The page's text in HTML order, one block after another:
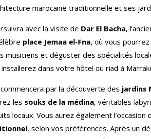
marocaine traditionnelle et ses
avec la visite de Dar El Bacha,
place Jemaa el-Fna, où vous
et déguster des spécialités
dans votre hôtel ou riad à
par la découverte des jardins
les souks de la médina, véritables
locaux. Vous aurez également l’occasion
, selon vos préférences. Après un